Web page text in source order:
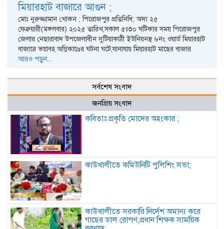
মিয়ারহাট বাজারে আগুন ;
মোঃ নুরুজ্জামান খোকন ; পিরোজপুর প্রতিনিধি; অদ্য ২৫
ফেব্রুয়ারী(মঙ্গলবার) ২০২৫ তারিখ,সকাল ৫ঃ৩০ ঘটিকার সময় পিরোজপুর
জেলার নেছারাবাদ উপজেলাধীন সুটিয়াকাঠী ইউনিয়নস্থ ৬নং ওয়ার্ড মিয়ারহাট
বাজারে ভয়াবহ অগ্নিকাণ্ডের ঘটনা ঘটে,যানাযায় মিয়ারহাট মাছের বাজার
আরও পড়ুন...
সর্বশেষ সংবাদ
জনপ্রিয় সংবাদ
কবিতাঃ প্রকৃতি মোদের অহংকার ;
কাউখালীতে কমিউনিটি পুলিশিং সভা;
কাউখালীতে সরকারি নির্দেশ অমান্য করে
গাছের ডাল রোপণ,প্রধান শিক্ষক সাময়িক